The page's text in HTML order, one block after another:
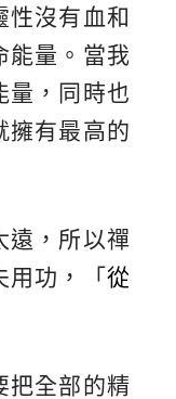
性沒有血和
能量。當我
量，同時也
擁有最高的
遠，所以禪
用功，「 從
把全部的精